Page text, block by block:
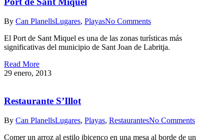
By Can PlanellsLugares, PlayasNo Comments
El Port de Sant Miquel es una de las zonas turísticas más
significativas del municipio de Sant Joan de Labritja.
Read More
29 enero, 2013
Restaurante S’Illot
By Can PlanellsLugares, Playas, RestaurantesNo Comments
Comer un arroz al estilo ibicenco en una mesa al borde de un